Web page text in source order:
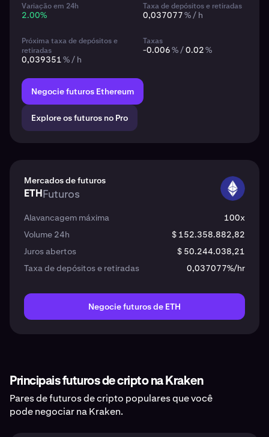
Variação em 24h
2.00%
Taxa de depósitos e retiradas
0,037077% / h
Próxima taxa de depósitos e
retiradas
0,039351% / h
Taxas
-0.006% /0.02%
Negocie futuros Ethereum
Explore os futuros no Pro
Mercados de futuros
ETH Futuros ETH
Alavancagem máxima
100x
Volume 24h
$ 152.358.882,82
Juros abertos
$ 50.244.038,21
Taxa de depósitos e retiradas
0,037077%/hr
Negocie futuros de ETH
Principais futuros de cripto na Kraken
Pares de futuros de cripto populares que você
pode negociar na Kraken.